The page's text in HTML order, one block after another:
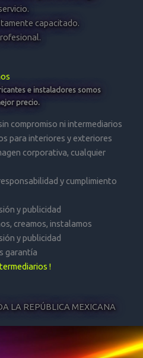
capacitado.
e instaladores somos
precio.
compromiso ni intermediarios
para interiores y exteriores
corporativa, cualquier
y cumplimiento
y publicidad
creamos, instalamos
y publicidad
garantía
!
LA REPÚBLICA MEXICANA